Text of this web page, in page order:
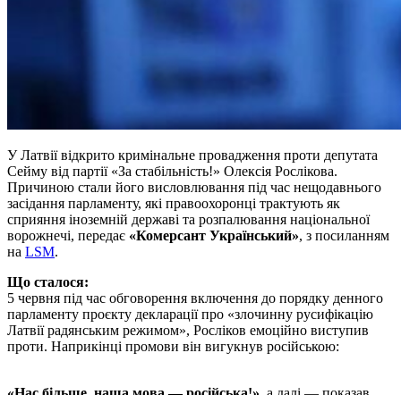
У Латвії відкрито кримінальне провадження проти депутата
Сейму від партії «За стабільність!» Олексія Рослікова.
Причиною стали його висловлювання під час нещодавнього
засідання парламенту, які правоохоронці трактують як
сприяння іноземній державі та розпалювання національної
ворожнечі, передає «Комерсант Український», з посиланням
на LSM.
Що сталося:
5 червня під час обговорення включення до порядку денного
парламенту проєкту декларації про «злочинну русифікацію
Латвії радянським режимом», Росліков емоційно виступив
проти. Наприкінці промови він вигукнув російською: